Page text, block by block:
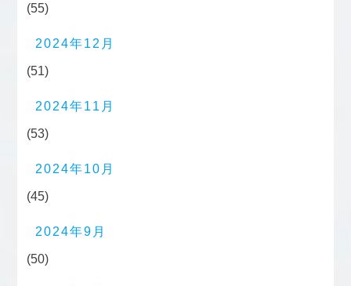
(55)
2024年12月
(51)
2024年11月
(53)
2024年10月
(45)
2024年9月
(50)